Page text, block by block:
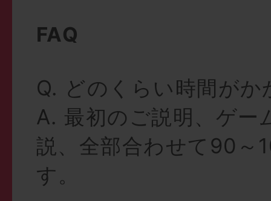
FAQ
Q. どのくらい時間がか
A. 最初のご説明、ゲー
説、全部合わせて90～
す。